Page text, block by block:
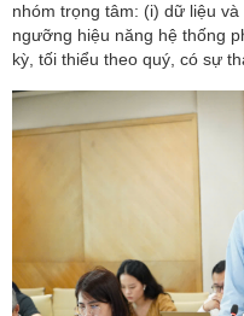
nhóm trọng tâm: (i) dữ liệu
ngưỡng hiệu năng hệ thống
kỳ, tối thiểu theo quý, có sự